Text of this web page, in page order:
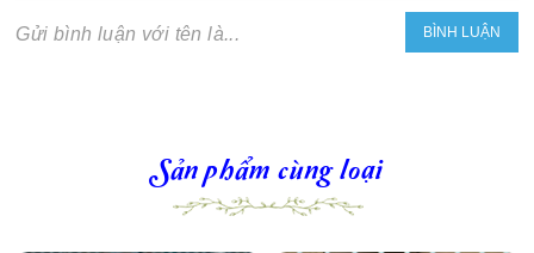
Gửi bình luận với tên là...
Sản phẩm cùng loại